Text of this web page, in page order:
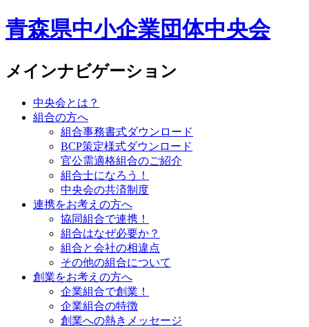
青森県中小企業団体中央会
メインナビゲーション
中央会とは？
組合の方へ
組合事務書式ダウンロード
BCP策定様式ダウンロード
官公需適格組合のご紹介
組合士になろう！
中央会の共済制度
連携をお考えの方へ
協同組合で連携！
組合はなぜ必要か？
組合と会社の相違点
その他の組合について
創業をお考えの方へ
企業組合で創業！
企業組合の特徴
創業への熱きメッセージ